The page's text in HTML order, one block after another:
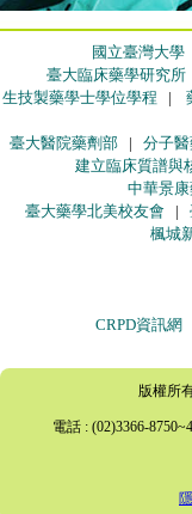
國立臺灣大學
臺大臨床藥學研究所
生技製藥學士學位學程 |
臺大醫院藥劑部 | 分子
建立臨床質譜與
中華景
臺大藥學北美校友會 |
楓城
CRPD資訊網
版權所
電話 : (02)3366-